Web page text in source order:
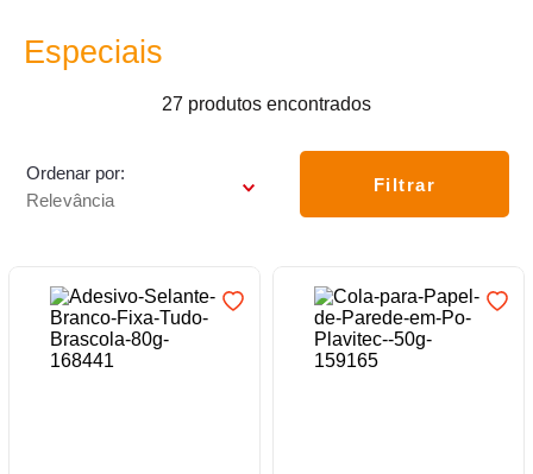
Especiais
27 produtos
Ordenar por
Relevância
Filtrar
2 º
5º
6º luminária
8º panelas
9º varal
10º caneca